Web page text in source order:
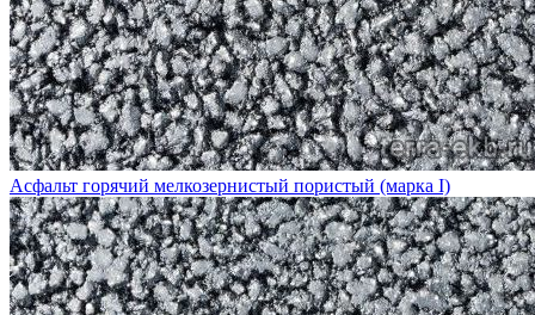
Асфальт горячий мелкозернистый пористый (марка I)